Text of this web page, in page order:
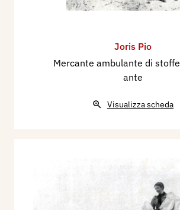
Joris Pio
Mercante ambulante di stoffe
ante
Visualizza scheda